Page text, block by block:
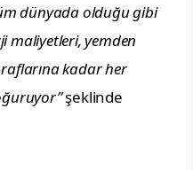
dünyada olduğu gibi
maliyetleri, yemden
kadar her
şeklinde